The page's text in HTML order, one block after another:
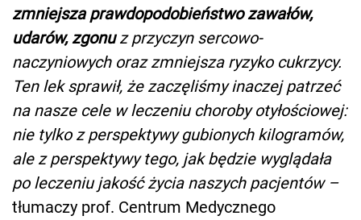
zmniejsza prawdopodobieństwo zawałów,
udarów, zgonuz przyczyn sercowo-
naczyniowych oraz zmniejsza ryzyko cukrzycy.
Ten lek sprawił, że zaczęliśmy inaczej patrzeć
na nasze cele w leczeniu choroby otyłościowej:
nie tylko z perspektywy gubionych kilogramów,
ale z perspektywy tego, jak będzie wyglądała
po leczeniu jakość życia naszych pacjentów –
tłumaczy prof. Centrum Medycznego